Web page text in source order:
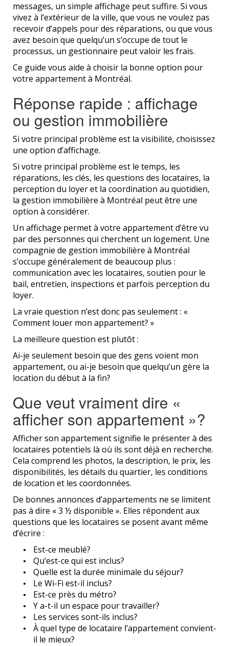
messages, un simple affichage peut suffire. Si vous
vivez à l’extérieur de la ville, que vous ne voulez pas
recevoir d’appels pour des réparations, ou que vous
avez besoin que quelqu’un s’occupe de tout le
processus, un gestionnaire peut valoir les frais.
Ce guide vous aide à choisir la bonne option pour
votre appartement à Montréal.
Réponse rapide : affichage
ou gestion immobilière
Si votre principal problème est la visibilité, choisissez
une option d’affichage.
Si votre principal problème est le temps, les
réparations, les clés, les questions des locataires, la
perception du loyer et la coordination au quotidien,
la gestion immobilière à Montréal peut être une
option à considérer.
Un affichage permet à votre appartement d’être vu
par des personnes qui cherchent un logement. Une
compagnie de gestion immobilière à Montréal
s’occupe généralement de beaucoup plus :
communication avec les locataires, soutien pour le
bail, entretien, inspections et parfois perception du
loyer.
La vraie question n’est donc pas seulement : «
Comment louer mon appartement? »
La meilleure question est plutôt :
Ai-je seulement besoin que des gens voient mon
appartement, ou ai-je besoin que quelqu’un gère la
location du début à la fin?
Que veut vraiment dire «
afficher son appartement »?
Afficher son appartement signifie le présenter à des
locataires potentiels là où ils sont déjà en recherche.
Cela comprend les photos, la description, le prix, les
disponibilités, les détails du quartier, les conditions
de location et les coordonnées.
De bonnes annonces d’appartements ne se limitent
pas à dire « 3 ½ disponible ». Elles répondent aux
questions que les locataires se posent avant même
d’écrire :
Est-ce meublé?
Qu’est-ce qui est inclus?
Quelle est la durée minimale du séjour?
Le Wi-Fi est-il inclus?
Est-ce près du métro?
Y a-t-il un espace pour travailler?
Les services sont-ils inclus?
À quel type de locataire l’appartement convient-
il le mieux?